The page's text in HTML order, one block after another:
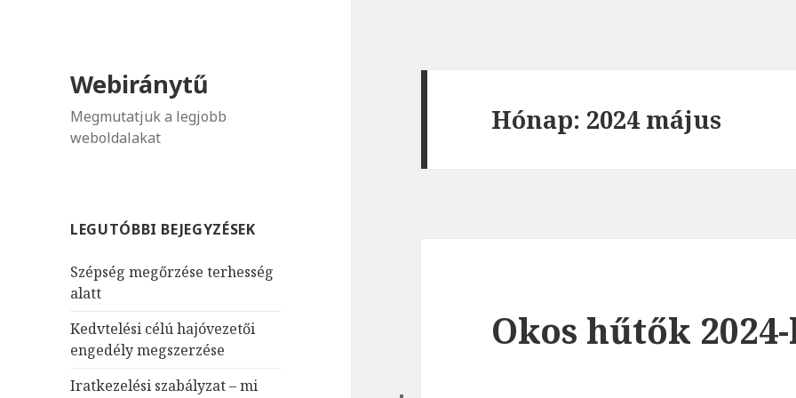
Webiránytű
Megmutatjuk a legjobb
weboldalakat
LEGUTÓBBI BEJEGYZÉSEK
Szépség megőrzése terhesség
alatt
Kedvtelési célú hajóvezetői
engedély megszerzése
Iratkezelési szabályzat – mi
Hónap: 2024 május
Okos hűtők